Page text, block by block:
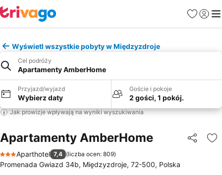
Ulubione
Wyświetl wszystkie pobyty w Międzyzdroje
Cel podróży
Apartamenty AmberHome
Przyjazd/wyjazd
Wybierz daty
Goście i pokoje
2 gości, 1 pokój.
Jak prowizje wpływają na wyniki wyszukiwania
Apartamenty AmberHome
3 Kategoria
Aparthotel 7,4 (liczba ocen: 809)
Promenada Gwiazd 34b, Międzyzdroje, 72-500, Polska